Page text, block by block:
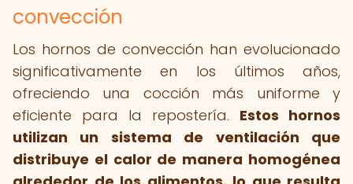
convección
Los hornos de convección han evolucionado
significativamente en los últimos años,
ofreciendo una cocción más uniforme y
eficiente para la repostería. Estos hornos
utilizan un sistema de ventilación que
distribuye el calor de manera homogénea